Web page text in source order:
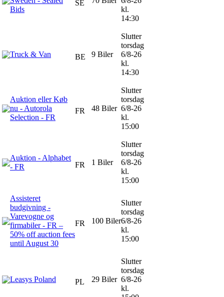
Bids
SE
kl.
14:30
Truck & Van BE 9 Biler
Slutter
torsdag
6/8-26
kl.
14:30
Auktion eller Køb
nu - Autorola
Selection - FR
FR 48 Biler
Slutter
torsdag
6/8-26
kl.
15:00
Auktion - Alphabet
- FR
FR 1 Biler
Slutter
torsdag
6/8-26
kl.
15:00
Assisteret
budgivning -
Varevogne og
firmabiler - FR –
50% off auction fees
until August 30
FR 100 Biler
Slutter
torsdag
6/8-26
kl.
15:00
Leasys Poland PL 29 Biler
Slutter
torsdag
6/8-26
kl.